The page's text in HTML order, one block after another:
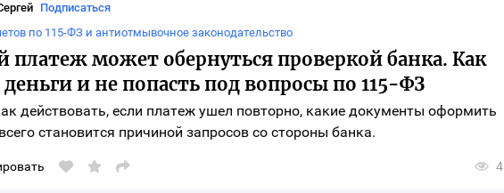
Подписаться
по 115-ФЗ и антиотмывочное законодательство
платеж может обернуться проверкой банка. Как
деньги и не попасть под вопросы по 115-ФЗ
действовать, если платеж ушел повторно, какие документы оформить
становится причиной запросов со стороны банка.
Открыть
4